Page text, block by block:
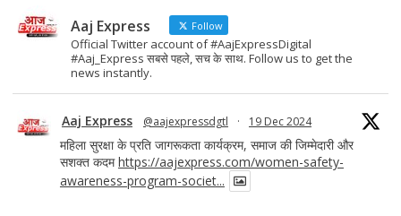
Aaj Express Follow
Official Twitter account of #AajExpressDigital
#Aaj_Express सबसे पहले, सच के साथ. Follow us to get the
news instantly.
Aaj Express @aajexpressdgtl · 19 Dec 2024
महिला सुरक्षा के प्रति जागरूकता कार्यक्रम, समाज की जिम्मेदारी और
सशक्त कदमhttps://aajexpress.com/women-safety-
awareness-program-societ...